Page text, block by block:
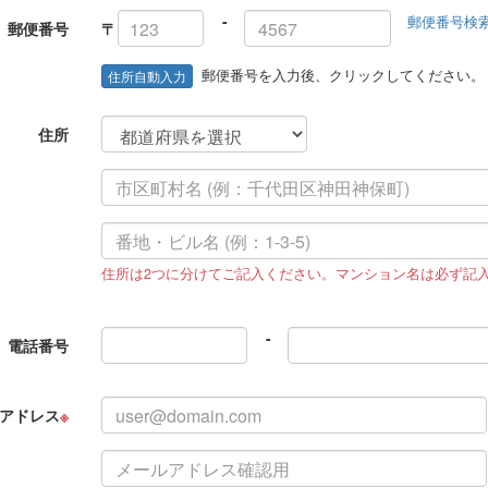
郵便番号 〒 - 郵便番号検
住所自動入力 郵便番号を入力後、クリックしてください。
住所
住所は2つに分けてご記入ください。マンション名は必ず記
電話番号 -
ドレス※